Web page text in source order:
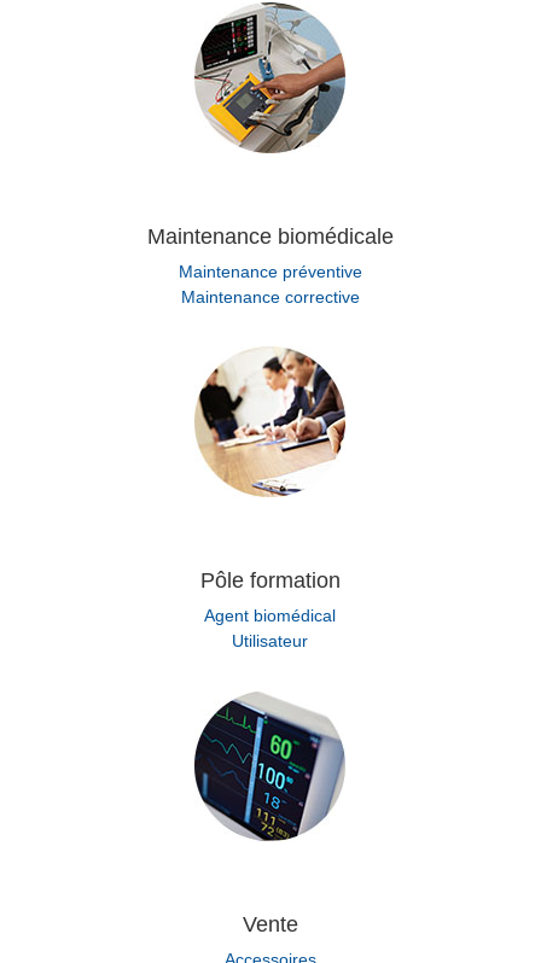
Maintenance biomédicale
Maintenance préventive
Maintenance corrective
Pôle formation
Agent biomédical
Utilisateur
Vente